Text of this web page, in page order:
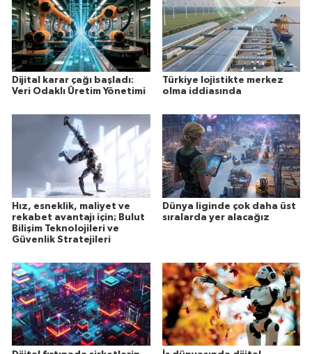
Dijital karar çağı başladı:
Veri Odaklı Üretim Yönetimi
Türkiye lojistikte merkez
olma iddiasında
Hız, esneklik, maliyet ve
rekabet avantajı için; Bulut
Bilişim Teknolojileri ve
Güvenlik Stratejileri
Dünya liginde çok daha üst
sıralarda yer alacağız